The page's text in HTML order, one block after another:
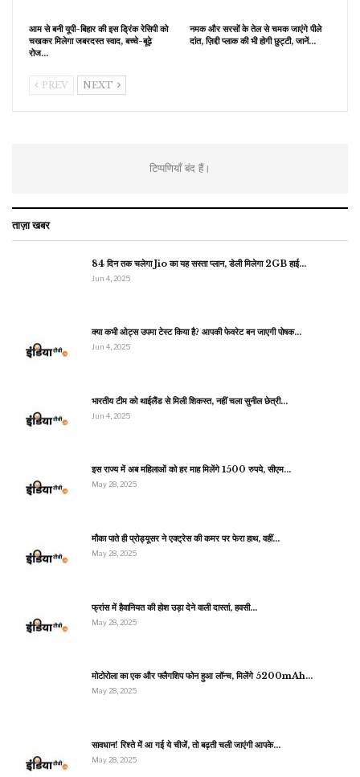
आम से बनी यूपी-बिहार की इस ड्रिंक रेसिपी को
चखकर मिलेगा जबरदस्त स्वाद, बच्चे-बूढ़े
रोज…
नमक और सरसों के तेल से चमक जाएंगे पीले
दांत, ज़िद्दी प्लाक की भी होगी छुट्टी, जानें…
PREV NEXT
टिप्पणियाँ बंद हैं।
ताज़ा खबर
84 दिन तक चलेगा Jio का यह सस्ता प्लान, डेली मिलेगा 2GB हाई…
Jun 4, 2025
क्या कभी ओट्स उपमा टेस्ट किया है? आपकी फेवरेट बन जाएगी पोषक…
Jun 4, 2025
भारतीय टीम को थाईलैंड से मिली शिकस्त, नहीं चला सुनील छेत्री…
Jun 4, 2025
इस राज्य में अब महिलाओं को हर माह मिलेंगे 1500 रुपये, सीएम…
May 28, 2025
मौका पाते ही प्रोड्यूसर ने एक्ट्रेस की कमर पर फेरा हाथ, वहीं…
May 28, 2025
फ्रांस में हैवानियत की होश उड़ा देने वाली दास्तां, हवसी…
May 28, 2025
मोटोरोला का एक और फ्लैगशिप फोन हुआ लॉन्च, मिलेंगे 5200mAh…
May 28, 2025
सावधान! रिश्ते में आ गई ये चीजें, तो बढ़ती चली जाएंगी आपके…
May 28, 2025